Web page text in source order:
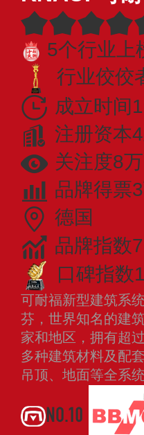
5个行业上
行业佼佼
成立时间
注册资本
关注度8
品牌得票
德国
品牌指数
口碑指数
可耐福新型建筑系
芬，世界知名的建
家和地区，拥有超
多种建筑材料及配
吊顶、地面等全系
NO.10